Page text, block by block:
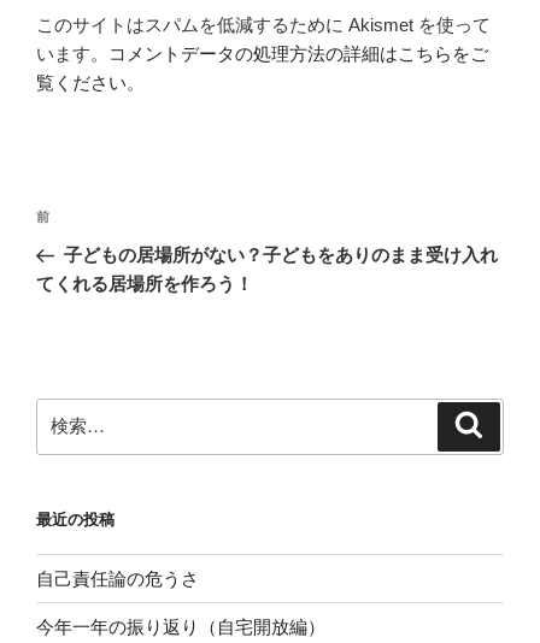
このサイトはスパムを低減するために Akismet を使って
います。
コメントデータの処理方法の詳細はこちらをご
覧ください。
投
ナ
シ
ョ
前
の
投
前
子どもの居場所がない？子どもをありのまま受け入れ
てくれる居場所を作ろう！
索:
最近の投稿
自己責任論の危うさ
今年一年の振り返り（自宅開放編）